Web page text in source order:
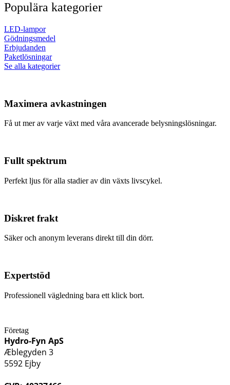
Populära kategorier
LED-lampor
Gödningsmedel
Erbjudanden
Paketlösningar
Se alla kategorier
Maximera avkastningen
Få ut mer av varje växt med våra avancerade belysningslösningar.
Fullt spektrum
Perfekt ljus för alla stadier av din växts livscykel.
Diskret frakt
Säker och anonym leverans direkt till din dörr.
Expertstöd
Professionell vägledning bara ett klick bort.
Företag
Hydro-Fyn ApS
Æblegyden 3
5592 Ejby